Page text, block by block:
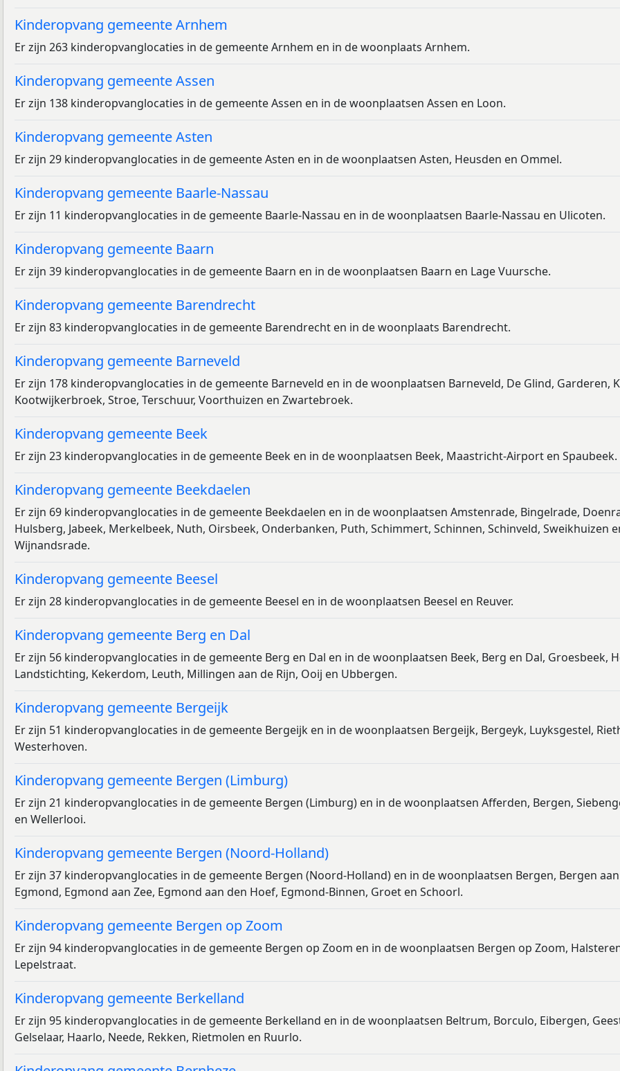
Kinderopvang gemeente Arnhem
Er zijn 263 kinderopvanglocaties in de gemeente Arnhem en in de woonplaats Arnhem.
Kinderopvang gemeente Assen
Er zijn 138 kinderopvanglocaties in de gemeente Assen en in de woonplaatsen Assen en Loon.
Kinderopvang gemeente Asten
Er zijn 29 kinderopvanglocaties in de gemeente Asten en in de woonplaatsen Asten, Heusden en Ommel.
Kinderopvang gemeente Baarle-Nassau
Er zijn 11 kinderopvanglocaties in de gemeente Baarle-Nassau en in de woonplaatsen Baarle-Nassau en Ulicoten.
Kinderopvang gemeente Baarn
Er zijn 39 kinderopvanglocaties in de gemeente Baarn en in de woonplaatsen Baarn en Lage Vuursche.
Kinderopvang gemeente Barendrecht
Er zijn 83 kinderopvanglocaties in de gemeente Barendrecht en in de woonplaats Barendrecht.
Kinderopvang gemeente Barneveld
Er zijn 178 kinderopvanglocaties in de gemeente Barneveld en in de woonplaatsen Barneveld, De Glind, Garderen,
Kootwijkerbroek, Stroe, Terschuur, Voorthuizen en Zwartebroek.
Kinderopvang gemeente Beek
Er zijn 23 kinderopvanglocaties in de gemeente Beek en in de woonplaatsen Beek, Maastricht-Airport en Spaubeek.
Kinderopvang gemeente Beekdaelen
Er zijn 69 kinderopvanglocaties in de gemeente Beekdaelen en in de woonplaatsen Amstenrade, Bingelrade,
Hulsberg, Jabeek, Merkelbeek, Nuth, Oirsbeek, Onderbanken, Puth, Schimmert, Schinnen, Schinveld, Sweikhuizen
Wijnandsrade.
Kinderopvang gemeente Beesel
Er zijn 28 kinderopvanglocaties in de gemeente Beesel en in de woonplaatsen Beesel en Reuver.
Kinderopvang gemeente Berg en Dal
Er zijn 56 kinderopvanglocaties in de gemeente Berg en Dal en in de woonplaatsen Beek, Berg en Dal, Groesbeek,
Landstichting, Kekerdom, Leuth, Millingen aan de Rijn, Ooij en Ubbergen.
Kinderopvang gemeente Bergeijk
Er zijn 51 kinderopvanglocaties in de gemeente Bergeijk en in de woonplaatsen Bergeijk, Bergeyk, Luyksgestel,
Westerhoven.
Kinderopvang gemeente Bergen (Limburg)
Er zijn 21 kinderopvanglocaties in de gemeente Bergen (Limburg) en in de woonplaatsen Afferden, Bergen,
en Wellerlooi.
Kinderopvang gemeente Bergen (Noord-Holland)
Er zijn 37 kinderopvanglocaties in de gemeente Bergen (Noord-Holland) en in de woonplaatsen Bergen, Bergen aan
Egmond, Egmond aan Zee, Egmond aan den Hoef, Egmond-Binnen, Groet en Schoorl.
Kinderopvang gemeente Bergen op Zoom
Er zijn 94 kinderopvanglocaties in de gemeente Bergen op Zoom en in de woonplaatsen Bergen op Zoom,
Lepelstraat.
Kinderopvang gemeente Berkelland
Er zijn 95 kinderopvanglocaties in de gemeente Berkelland en in de woonplaatsen Beltrum, Borculo, Eibergen,
Gelselaar, Haarlo, Neede, Rekken, Rietmolen en Ruurlo.